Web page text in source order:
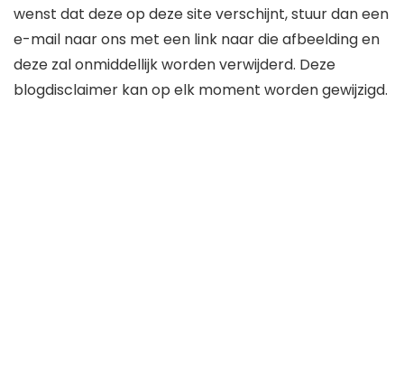
wenst dat deze op deze site verschijnt, stuur dan een
e-mail naar ons met een link naar die afbeelding en
deze zal onmiddellijk worden verwijderd. Deze
blogdisclaimer kan op elk moment worden gewijzigd.